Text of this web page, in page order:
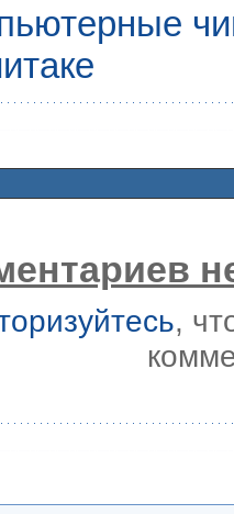
,